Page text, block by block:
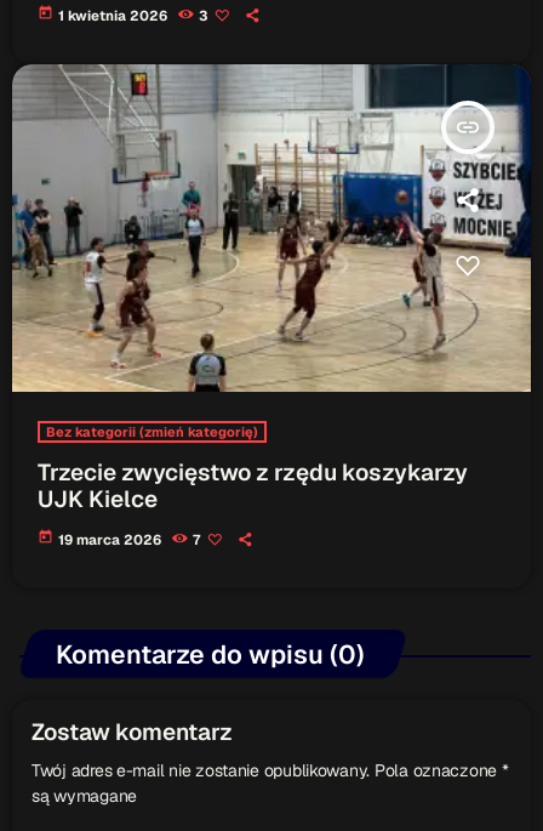
today 1 kwietnia 2026 3
insert_link
Bez kategorii (zmień kategorię)
Trzecie zwycięstwo z rzędu koszykarzy
UJK Kielce
today 19 marca 2026 7
Komentarze do wpisu (0)
Zostaw komentarz
Twój adres e-mail nie zostanie opublikowany. Pola oznaczone *
są wymagane